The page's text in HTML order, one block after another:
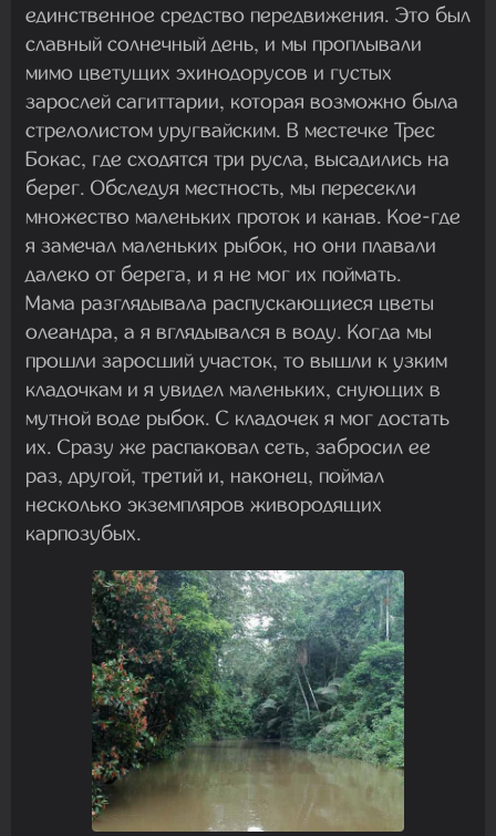
единственное средство передвижения. Это был
славный солнечный день, и мы проплывали
мимо цветущих эхинодорусов и густых
зарослей сагиттарии, которая возможно была
стрелолистом уругвайским. В местечке Трес
Бокас, где сходятся три русла, высадились на
берег. Обследуя местность, мы пересекли
множество маленьких проток и канав. Кое-где
я замечал маленьких рыбок, но они плавали
далеко от берега, и я не мог их поймать.
Мама разглядывала распускающиеся цветы
олеандра, а я вглядывался в воду. Когда мы
прошли заросший участок, то вышли к узким
кладочкам и я увидел маленьких, снующих в
мутной воде рыбок. С кладочек я мог достать
их. Сразу же распаковал сеть, забросил ее
раз, другой, третий и, наконец, поймал
несколько экземпляров живородящих
карпозубых.